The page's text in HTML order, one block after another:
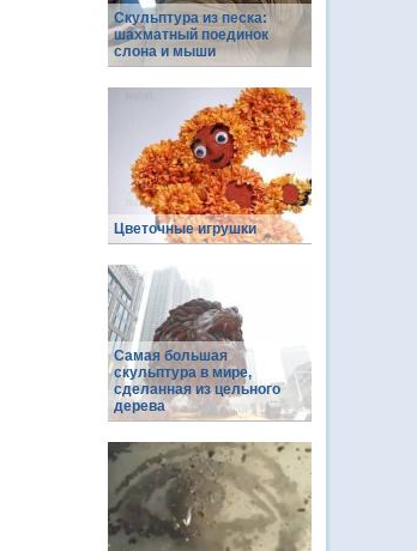
Скульптура из песка:
шахматный поединок
слона и мыши
Цветочные игрушки
Самая большая
скульптура в мире,
сделанная из цельного
дерева